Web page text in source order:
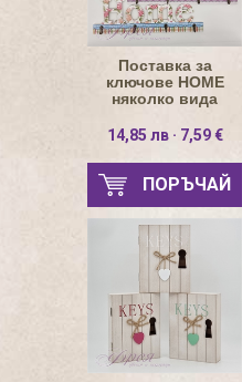
Поставка за
ключове HOME
няколко вида
14,85 лв · 7,59 €
ПОРЪЧАЙ